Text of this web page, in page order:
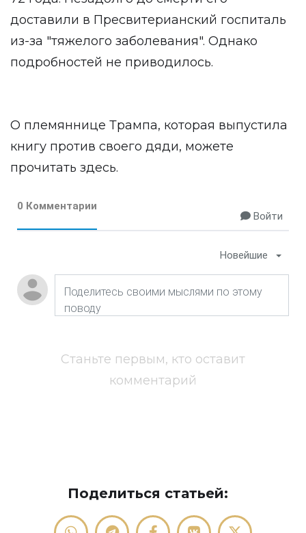
доставили в Пресвитерианский госпиталь
из-за "тяжелого заболевания". Однако
подробностей не приводилось.
О племяннице Трампа, которая выпустила
книгу против своего дяди, можете
прочитать здесь.
0 Комментарии
Войти
Новейшие
Станьте первым, кто оставит
комментарий
Поделиться статьей: